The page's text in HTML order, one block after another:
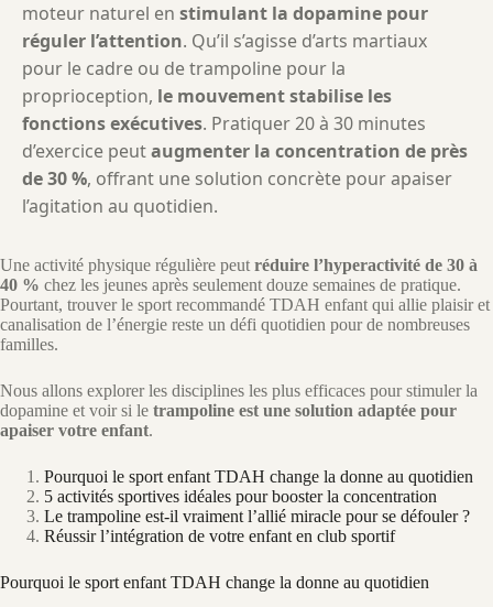
moteur naturel en stimulant la dopamine pour
réguler l’attention. Qu’il s’agisse d’arts martiaux
pour le cadre ou de trampoline pour la
proprioception, le mouvement stabilise les
fonctions exécutives. Pratiquer 20 à 30 minutes
d’exercice peutaugmenter la concentration de près
de 30 %, offrant une solution concrète pour apaiser
l’agitation au quotidien.
Une activité physique régulière peut réduire l’hyperactivité de 30 à
40 % chez les jeunes après seulement douze semaines de pratique.
Pourtant, trouver le sport recommandé TDAH enfant qui allie plaisir et
canalisation de l’énergie reste un défi quotidien pour de nombreuses
familles.
Nous allons explorer les disciplines les plus efficaces pour stimuler la
dopamine et voir si le trampoline est une solution adaptée pour
apaiser votre enfant.
Pourquoi le sport enfant TDAH change la donne au quotidien
5 activités sportives idéales pour booster la concentration
Le trampoline est-il vraiment l’allié miracle pour se défouler ?
Réussir l’intégration de votre enfant en club sportif
Pourquoi le sport enfant TDAH change la donne au quotidien